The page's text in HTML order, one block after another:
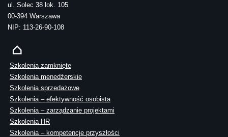
ul. Solec 38 lok. 105
00-394 Warszawa
NIP: 113-26-90-108
Szkolenia zamknięte
Szkolenia menedżerskie
Szkolenia sprzedażowe
Szkolenia – efektywność osobista
Szkolenia – zarządzanie projektami
Szkolenia HR
Szkolenia – kompetencje przyszłości